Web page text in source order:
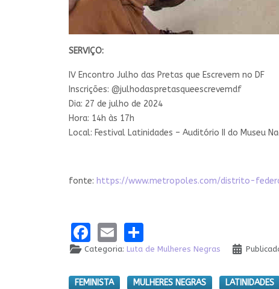
SERVIÇO:
IV Encontro Julho das Pretas que Escrevem no DF
Inscrições: @julhodaspretasqueescrevemdf
Dia: 27 de julho de 2024
Hora: 14h às 17h
Local: Festival Latinidades – Auditório II do Museu
fonte: https://www.metropoles.com/distrito-
Facebook
Email
Categoria: Luta de Mulheres Negras
FEMINISTA MULHERES NEGRAS LATINIDADES